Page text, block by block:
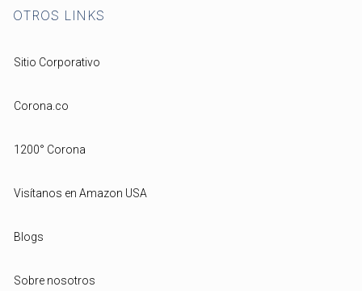
OTROS LINKS
Sitio Corporativo
Corona.co
1200° Corona
Visítanos en Amazon USA
Blogs
Sobre nosotros